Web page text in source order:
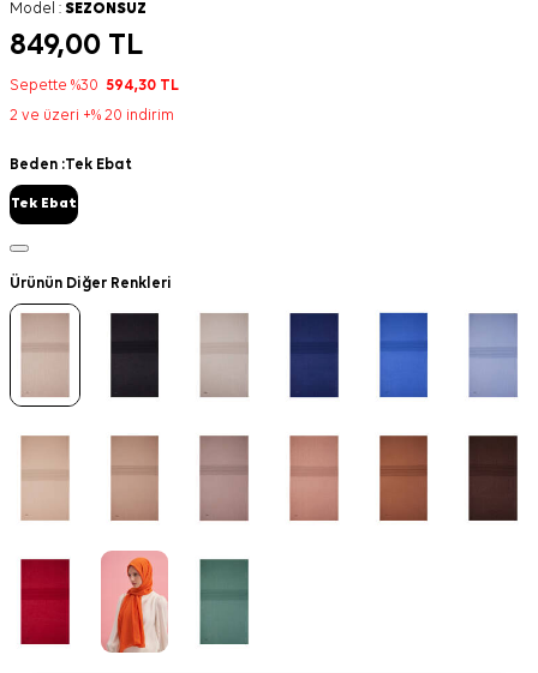
Model : SEZONSUZ
849,00 TL
Sepette %30 594,30 TL
2 ve üzeri +% 20 indirim
Beden :Tek Ebat
Tek Ebat
Ürünün Diğer Renkleri